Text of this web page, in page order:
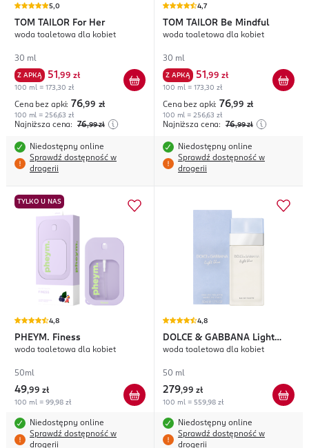
5,0
TOM TAILOR For Her
woda toaletowa dla kobiet
30 ml
Z APKĄ 51 ,99 zł
100 ml = 173,30 zł
Cena bez apki: 76,99 zł
100 ml = 256,63 zł
Najniższa cena: 76,99 zł
Niedostępny online
Sprawdź dostępność w
drogerii
4,7
TOM TAILOR Be Mindful
woda toaletowa dla kobiet
30 ml
Z APKĄ 51 ,99 zł
100 ml = 173,30 zł
Cena bez apki: 76,99 zł
100 ml = 256,63 zł
Najniższa cena: 76,99 zł
Niedostępny online
Sprawdź dostępność w
drogerii
TYLKO U NAS
4,8
PHEYM. Finess
woda toaletowa dla kobiet
50ml
49,99 zł
100 ml = 99,98 zł
Niedostępny online
Sprawdź dostępność w
drogerii
4,8
DOLCE & GABBANA Light
Blue
woda toaletowa dla kobiet
50 ml
279,99 zł
100 ml = 559,98 zł
Niedostępny online
Sprawdź dostępność w
drogerii